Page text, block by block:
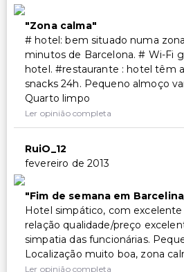
Zona calma
# hotel: bem situado numa
minutos de Barcelona. # Wi-Fi
hotel. #restaurante : hotel têm
snacks 24h. Pequeno almoço
Quarto limpo
Ler opinião completa
RuiO_12
fevereiro de 2013
Fim de semana em
Hotel simpático, com
relação qualidade/preço
simpatia das funcionárias.
Localização muito boa, zona
Ler opinião completa